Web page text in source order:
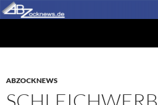
Zum
Inhalt
ABZOCKNEWS